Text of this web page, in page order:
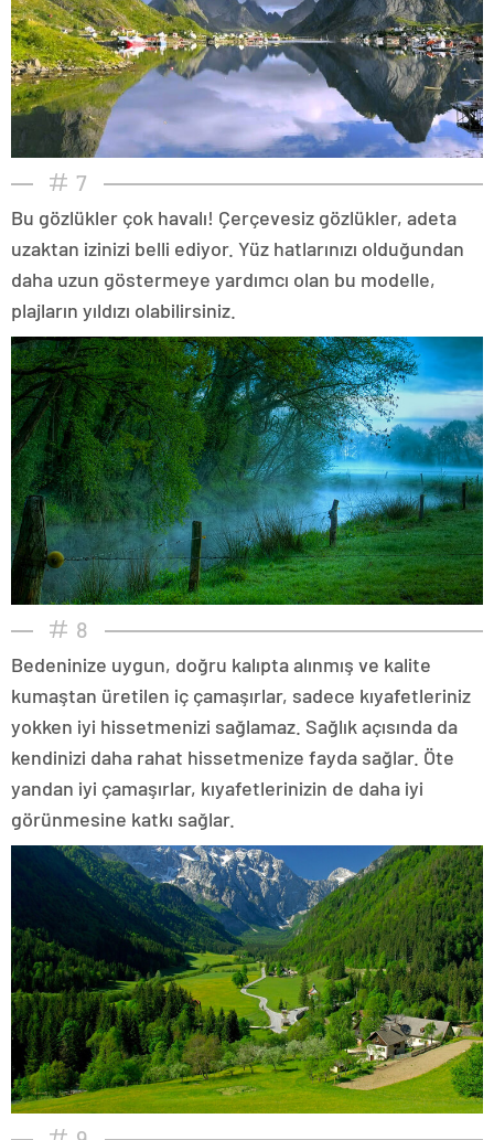
7
Bu gözlükler çok havalı! Çerçevesiz gözlükler, adeta
uzaktan izinizi belli ediyor. Yüz hatlarınızı olduğundan
daha uzun göstermeye yardımcı olan bu modelle,
plajların yıldızı olabilirsiniz.
8
Bedeninize uygun, doğru kalıpta alınmış ve kalite
kumaştan üretilen iç çamaşırlar, sadece kıyafetleriniz
yokken iyi hissetmenizi sağlamaz. Sağlık açısında da
kendinizi daha rahat hissetmenize fayda sağlar. Öte
yandan iyi çamaşırlar, kıyafetlerinizin de daha iyi
görünmesine katkı sağlar.